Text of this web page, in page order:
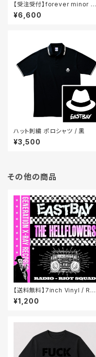
【受注受付】forever minor シ
ルキーオープンカラーシャツ /
黒
¥6,600
ハット刺繍 ポロシャツ / 黒
¥3,500
その他の商品
【送料無料】7inch Vinyl / RAD
IO – RIOT SQUAD
¥1,200